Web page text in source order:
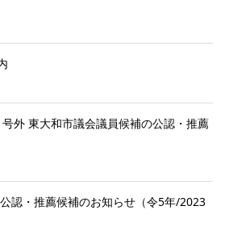
外 東大和市議会議員候補の公認・推薦
認・推薦候補のお知らせ（令5年/2023